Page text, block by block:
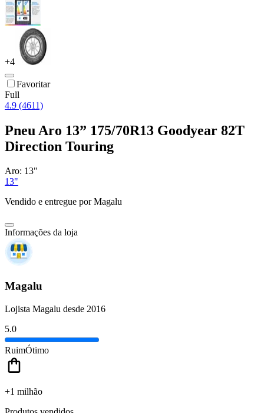
+4
Favoritar
Full
4.9 (4611)
Pneu Aro 13” 175/70R13 Goodyear 82T
Direction Touring
Aro: 13"
13"
Vendido e entregue por Magalu
Informações da loja
Magalu
Lojista Magalu desde 2016
5.0
RuimÓtimo
+1 milhão